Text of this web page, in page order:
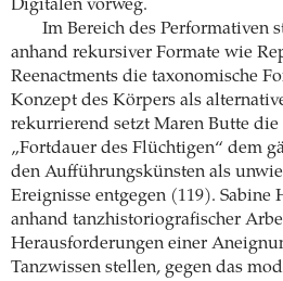
Digitalen vorweg.
Im Bereich des Performativen
anhand rekursiver Formate wie
Reenactments die taxonomische
Konzept des Körpers als
rekurrierend setzt Maren Butte die
„Fortdauer des Flüchtigen“ dem
den Aufführungskünsten als
Ereignisse entgegen (119).
anhand tanzhistoriografischer
Herausforderungen einer
Tanzwissen stellen, gegen das